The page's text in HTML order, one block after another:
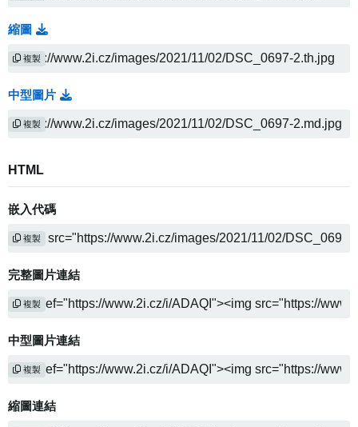
縮圖
複製
中型圖片
複製
HTML
嵌入代碼
複製
完整圖片連結
複製
中型圖片連結
複製
縮圖連結